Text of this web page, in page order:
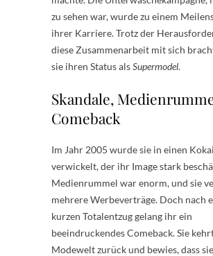
zu sehen war, wurde zu einem
ihrer Karriere. Trotz der
diese Zusammenarbeit mit sich
sie ihren Status alsSupermodel.
Skandale,
Comeback
Im Jahr 2005 wurde sie in einen
verwickelt, der ihr Image stark
Medienrummel war enorm, und sie
mehrere Werbeverträge. Doch nach
kurzen Totalentzug gelang ihr ein
beeindruckendes Comeback. Sie
Modewelt zurück und bewies, dass